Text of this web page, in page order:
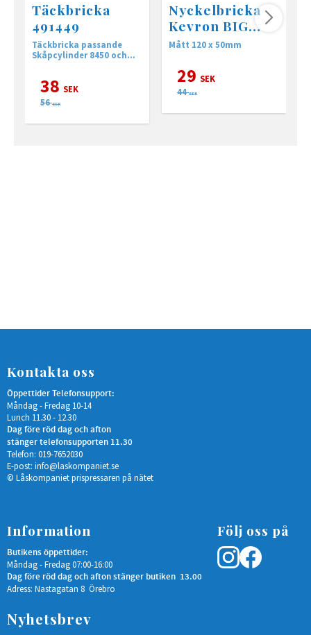
Täckbricka
491449
Täckbricka passande
Skåpcylinder 8450 och
38 SEK
56 SEK
Nyckelbricka
Kevron BIG
TAG 1-pack
Mått 120 x 50mm
29 SEK
44 SEK
Kontakta oss
Öppettider Telefonsupport:
Måndag - Fredag 10-14
Lunch 11.30 - 12.30
Dag före röd dag och afton
stänger telefonsupporten 11.30
Telefon: 019-7652030
E-post: info@laskompaniet.se
© Låskompaniet prispressaren på nätet
Information
Butikens öppettider:
Måndag - Fredag 07:00-16:00
Dag före röd dag och afton stänger butiken 13.00
Adress: Nastagatan 8 Örebro
Följ oss på
Nyhetsbrev